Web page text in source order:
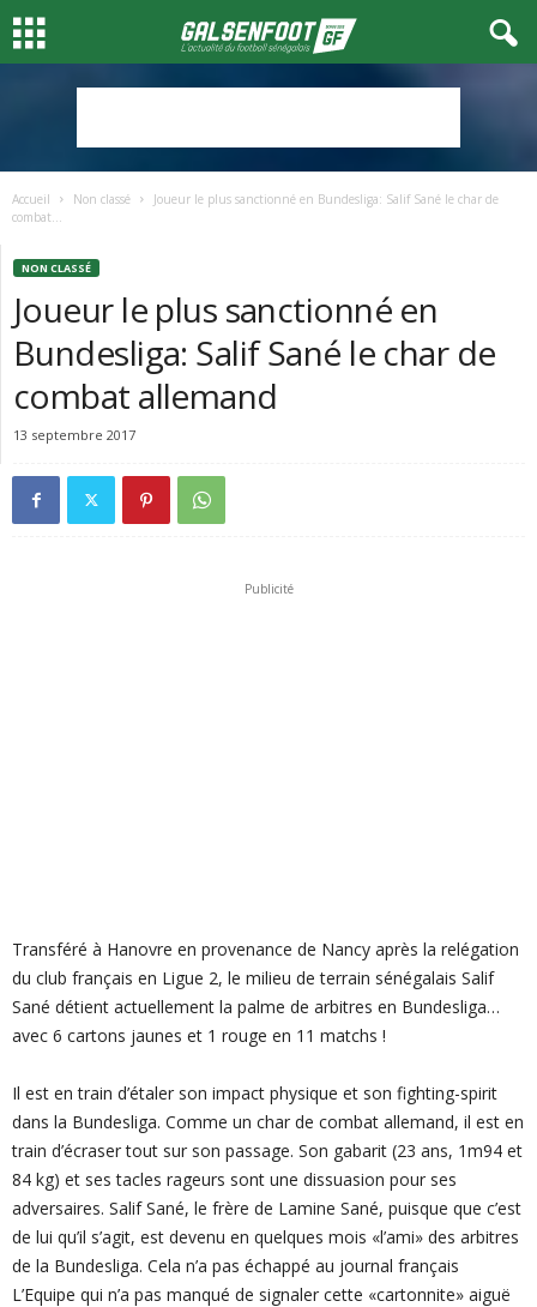
Accueil Non classé
Joueur le plus sanctionné en Bundesliga: Salif Sané le char de
combat...
NON CLASSÉ
Joueur le plus sanctionné en
Bundesliga: Salif Sané le char de
combat allemand
13 septembre 2017
Publicité
Transféré à Hanovre en provenance de Nancy après la relégation
du club français en Ligue 2, le milieu de terrain sénégalais Salif
Sané détient actuellement la palme de arbitres en Bundesliga…
avec 6 cartons jaunes et 1 rouge en 11 matchs !
Il est en train d’étaler son impact physique et son fighting-spirit
dans la Bundesliga. Comme un char de combat allemand, il est en
train d’écraser tout sur son passage. Son gabarit (23 ans, 1m94 et
84 kg) et ses tacles rageurs sont une dissuasion pour ses
adversaires. Salif Sané, le frère de Lamine Sané, puisque que c’est
de lui qu’il s’agit, est devenu en quelques mois «l’ami» des arbitres
de la Bundesliga. Cela n’a pas échappé au journal français
L’Equipe qui n’a pas manqué de signaler cette «cartonnite» aiguë